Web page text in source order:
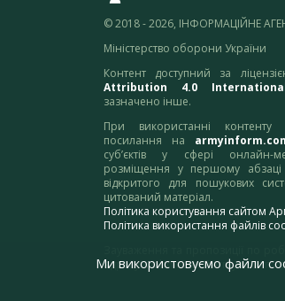
© 2018 - 2026, ІНФОРМАЦІЙНЕ
Міністерство оборони України
Контент доступний за
Attribution 4.0
зазначено інше.
При використанні
посилання на
суб’єктів у сфері онлайн-
розміщення у першому абзаці
відкритого для пошукових
цитований матеріал.
Політика користування сайтом
Політика використання файлів
адресу:
Ми використовуємо файли